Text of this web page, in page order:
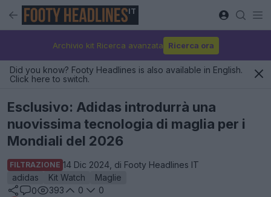
IT
Archivio kit Ricerca avanzata Ricerca ora
Did you know? Footy Headlines is also available in English.
Click here to switch.
Esclusivo: Adidas introdurrà una
nuovissima tecnologia di maglia per i
Mondiali del 2026
FILTRAZIONE 14 Dic 2024, di Footy Headlines IT
adidas
Kit Watch
Maglie
0
393 0
0